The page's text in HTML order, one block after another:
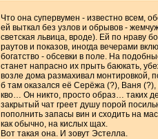
Что она супервумен - известно всем,
ей выткал без узлов и обрывов -
светская львица, вроде). Ей по нраву
раутов и показов, иногда вечерами
богатство - обсевки в поле. На
станет напрасно их прыть баюкать,
возле дома размахивал монтировкой,
б там оказался её Серёжа (?), Ваня (?),
кво… Он никто, просто образ… таких
закрытый чат греет душу порой
пополнить запасы вин и сходить на
как обычно, на кислых щах.
Вот такая она. И зовут Эстелла.